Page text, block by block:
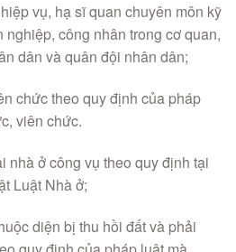
vụ, hạ sĩ quan chuyên môn kỹ
công nhân trong cơ quan,
dân và quân đội nhân dân;
chức theo quy định của pháp
viên chức.
nhà ở công vụ theo quy định tại
Luật Nhà ở;
diện bị thu hồi đất và phải